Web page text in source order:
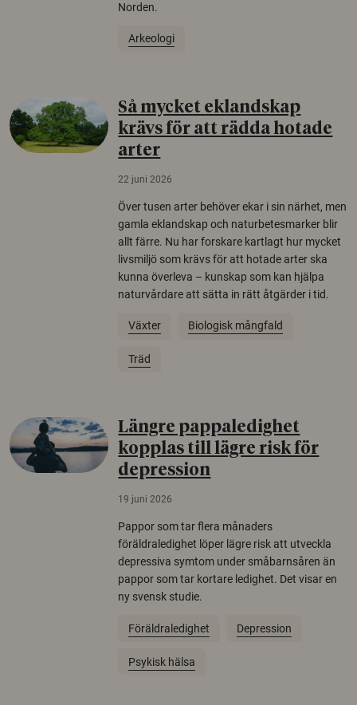
Norden.
Arkeologi
Så mycket eklandskap
krävs för att rädda hotade
arter
22 juni 2026
Över tusen arter behöver ekar i sin närhet, men
gamla eklandskap och naturbetesmarker blir
allt färre. Nu har forskare kartlagt hur mycket
livsmiljö som krävs för att hotade arter ska
kunna överleva – kunskap som kan hjälpa
naturvårdare att sätta in rätt åtgärder i tid.
Växter Biologisk mångfald
Träd
Längre pappaledighet
kopplas till lägre risk för
depression
19 juni 2026
Pappor som tar flera månaders
föräldraledighet löper lägre risk att utveckla
depressiva symtom under småbarnsåren än
pappor som tar kortare ledighet. Det visar en
ny svensk studie.
Föräldraledighet Depression
Psykisk hälsa